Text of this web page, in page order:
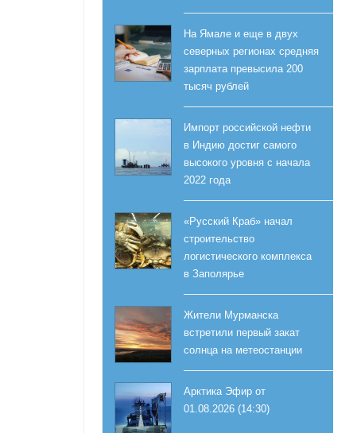
На Ямале и еще в двух
северных регионах средняя
зарплата превысила 200
тысяч рублей
Импорт российской нефти
в Индию достиг самого
высокого уровня с начала
2022 года
«Русский Краб» начал
строительство
логистического комплекса
в Заполярье
Жители Мурманска
встретили первый закат
солнца на метеостанции
Арктика Эфир от
01.08.2026 (14:30)